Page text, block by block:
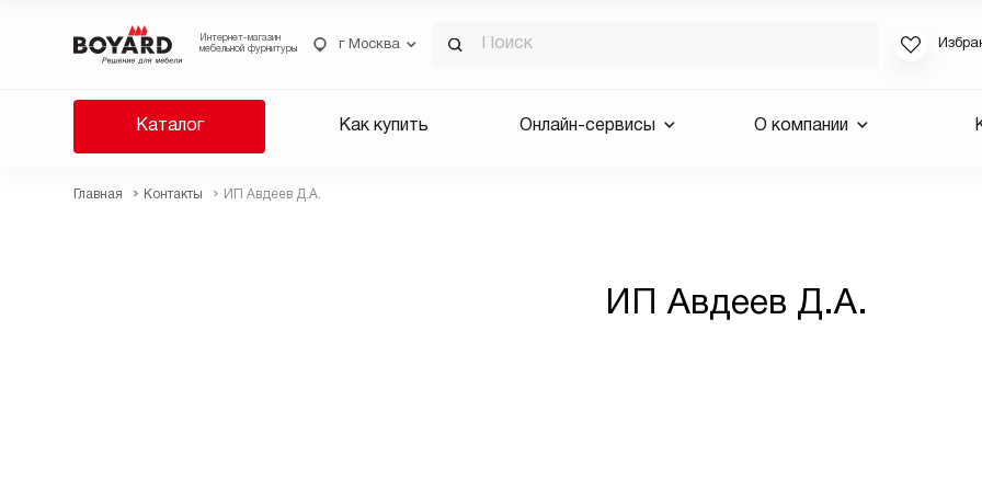
Интернет-магазин
мебельной фурнитуры
г Москва
Каталог Как купить Онлайн-сервисы О компании
Главная Контакты ИП Авдеев Д.А.
ИП Авдеев Д.А.
Если вы
для смены